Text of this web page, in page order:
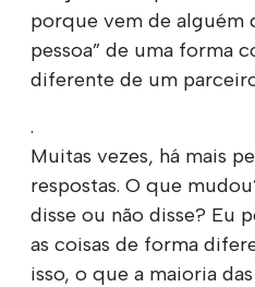
porque vem de alguém
pessoa” de uma forma
diferente de um
.
Muitas vezes, há mais
respostas. O que
disse ou não disse? Eu
as coisas de forma
isso, o que a maioria